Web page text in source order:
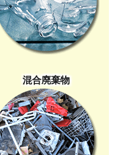
混合廃棄物